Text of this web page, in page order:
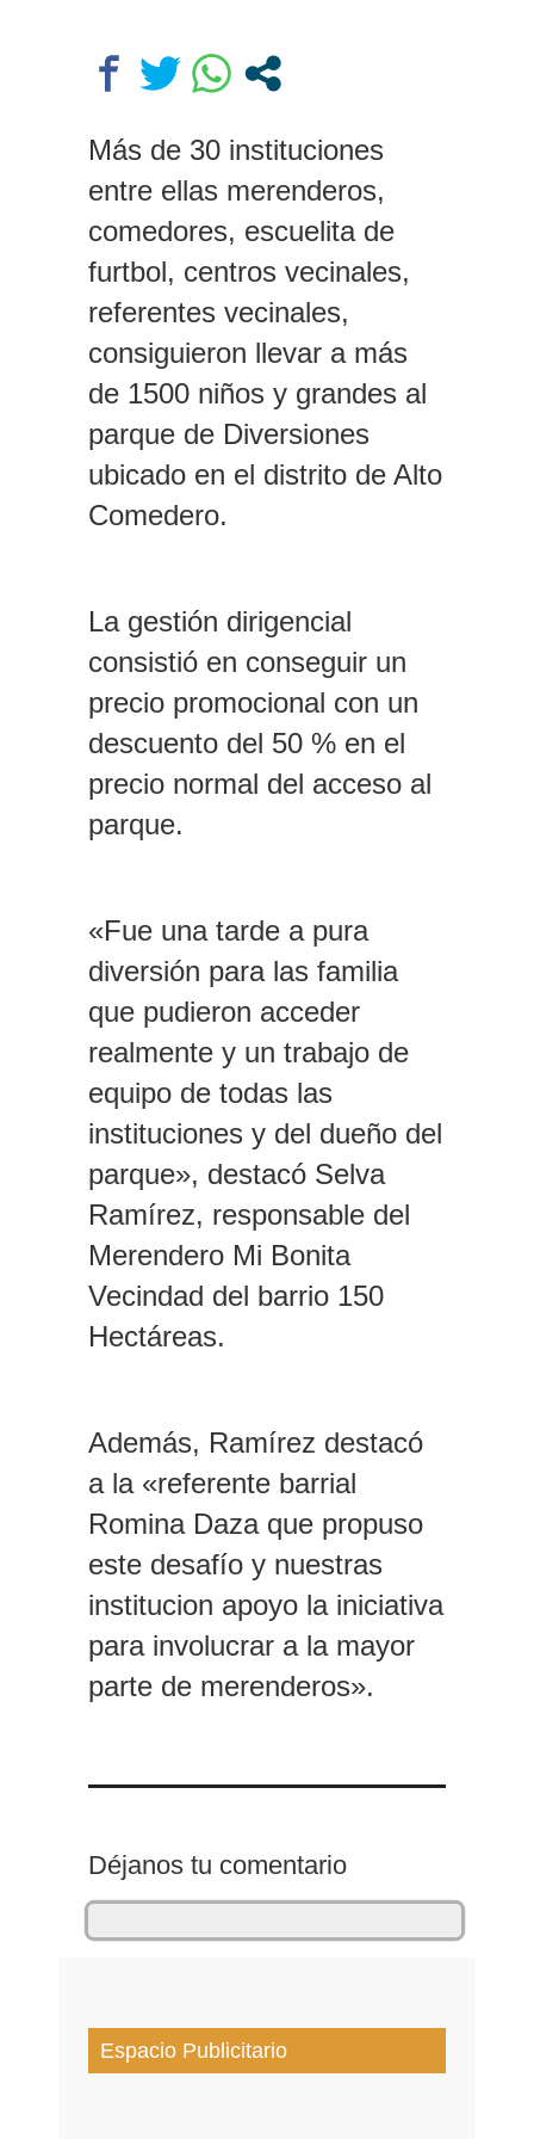
multas si no cumple la Ley de
Fondos
intendente de Gaiman en medio
de una operación
Más de 30 instituciones
entre ellas merenderos,
comedores, escuelita de
furtbol, centros vecinales,
referentes vecinales,
consiguieron llevar a más
de 1500 niños y grandes al
parque de Diversiones
ubicado en el distrito de Alto
Comedero.
La gestión dirigencial
consistió en conseguir un
precio promocional con un
descuento del 50 % en el
precio normal del acceso al
parque.
«Fue una tarde a pura
diversión para las familia
que pudieron acceder
realmente y un trabajo de
equipo de todas las
instituciones y del dueño del
parque», destacó Selva
Ramírez, responsable del
Merendero Mi Bonita
Vecindad del barrio 150
Hectáreas.
Además, Ramírez destacó
a la «referente barrial
Romina Daza que propuso
este desafío y nuestras
institucion apoyo la iniciativa
para involucrar a la mayor
parte de merenderos».
Déjanos tu comentario
Espacio Publicitario